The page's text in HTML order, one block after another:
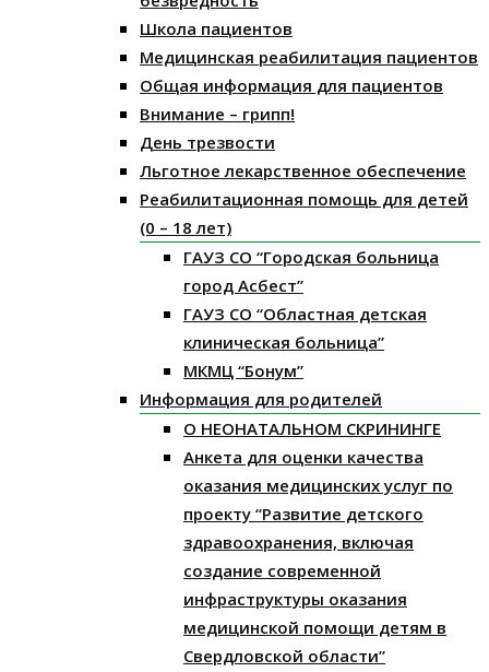
Школа пациентов
Медицинская реабилитация пациентов
Общая информация для пациентов
Внимание – грипп!
День трезвости
Льготное лекарственное обеспечение
Реабилитационная помощь для детей
(0 – 18 лет)
ГАУЗ СО “Городская больница
город Асбест”
ГАУЗ СО “Областная детская
клиническая больница”
МКМЦ “Бонум”
Информация для родителей
О НЕОНАТАЛЬНОМ СКРИНИНГЕ
Анкета для оценки качества
оказания медицинских услуг по
проекту “Развитие детского
здравоохранения, включая
создание современной
инфраструктуры оказания
медицинской помощи детям в
Свердловской области”